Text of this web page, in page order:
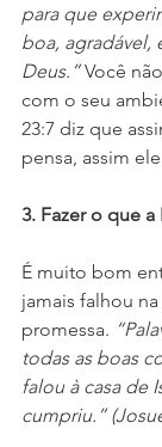
para que
boa, agradável,
Deus.” Você
com o seu
23:7 diz que
pensa, assim
3. Fazer o que a
É muito bom
jamais falhou na
promessa.
todas as boas
falou à casa de
cumpriu.”